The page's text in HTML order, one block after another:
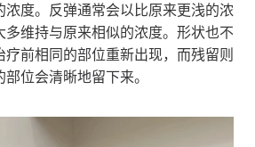
浓度。反弹通常会以比原来更浅的浓
多维持与原来相似的浓度。形状也不
疗前相同的部位重新出现，而残留则
位会清晰地留下来。